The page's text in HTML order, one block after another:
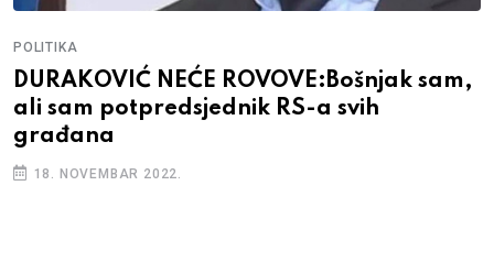
POLITIKA
DURAKOVIĆ NEĆE ROVOVE:Bošnjak sam,
ali sam potpredsjednik RS-a svih
građana
18. NOVEMBAR 2022.